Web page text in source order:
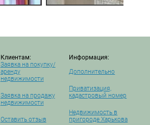
Клиентам:
Заявка на покупку/
аренду
недвижимости
Заявка на продажу
недвижимости
Оставить отзыв
Информация:
Дополнительно
Приватизация,
кадастровый номер
Недвижимость в
пригороде Харькова